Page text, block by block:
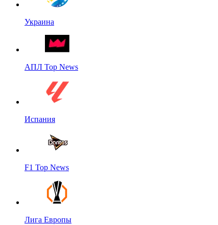
Украина
АПЛ Top News
Испания
F1 Top News
Лига Европы